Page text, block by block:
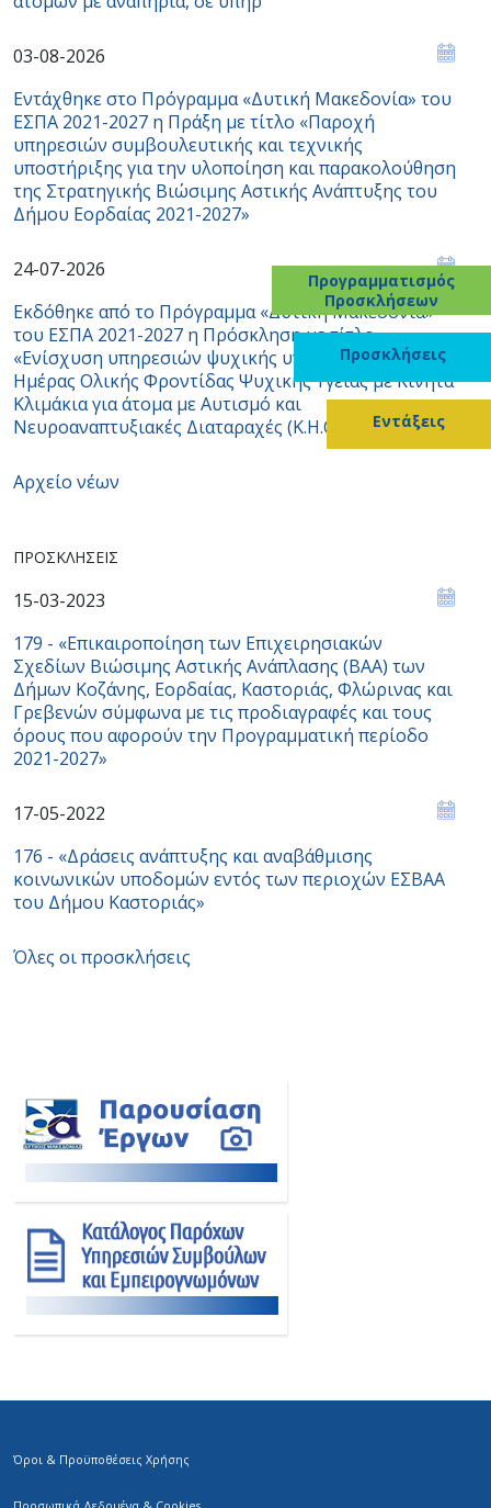
03-08-2026
Εντάχθηκε στο Πρόγραμμα «Δυτική Μακεδονία» του
ΕΣΠΑ 2021-2027 η Πράξη με τίτλο «Παροχή
υπηρεσιών συμβουλευτικής και τεχνικής
υποστήριξης για την υλοποίηση και παρακολούθηση
της Στρατηγικής Βιώσιμης Αστικής Ανάπτυξης του
Δήμου Εορδαίας 2021-2027»
24-07-2026
Εκδόθηκε από το Πρόγραμμα «Δυτική Μακεδονία»
του ΕΣΠΑ 2021-2027 η Πρόσκληση με τίτλο
«Ενίσχυση υπηρεσιών ψυχικής υγείας / Κέντρα
Ημέρας Ολικής Φροντίδας Ψυχικής Υγείας με Κινητά
Κλιμάκια για άτομα με Αυτισμό και
Νευροαναπτυξιακές Διαταραχές (Κ.Η.Ο.Φ.
Αρχείο νέων
ΠΡΟΣΚΛΉΣΕΙΣ
15-03-2023
179 - «Επικαιροποίηση των Επιχειρησιακών
Σχεδίων Βιώσιμης Αστικής Ανάπλασης (ΒΑΑ) των
Δήμων Κοζάνης, Εορδαίας, Καστοριάς, Φλώρινας και
Γρεβενών σύμφωνα με τις προδιαγραφές και τους
όρους που αφορούν την Προγραμματική περίοδο
2021-2027»
17-05-2022
176 - «Δράσεις ανάπτυξης και αναβάθμισης
κοινωνικών υποδομών εντός των περιοχών ΕΣBAA
του Δήμου Καστοριάς»
Όλες οι προσκλήσεις
Όροι & Προϋποθέσεις Χρήσης
Προγραμματισμός
Προσκλήσεων
Προσκλήσεις
Εντάξεις